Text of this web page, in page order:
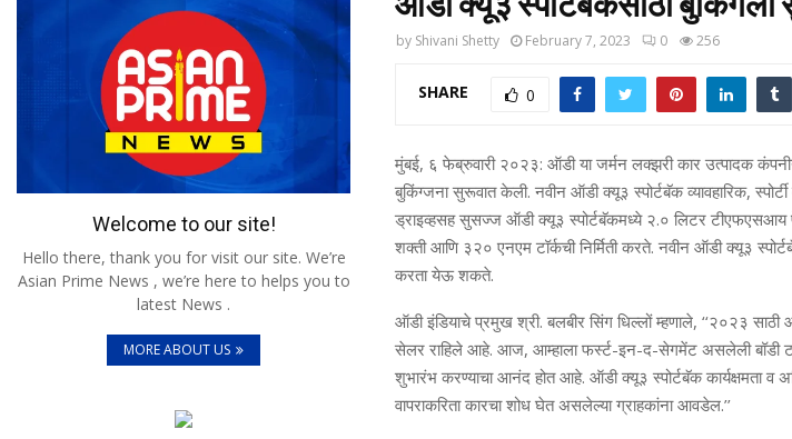
by Shivani Shetty February 7, 2023 0 256
SHARE 0
मुंबई, ६ फेब्रुवारी २०२३: ऑडी या जर्मन लक्झरी कार उत्पादक
बुकिंग्जना सुरूवात केली. नवीन ऑडी क्यू३ स्पोर्टबॅक व्यावहारिक,
ड्राइव्हसह सुसज्ज ऑडी क्यू३ स्पोर्टबॅकमध्ये २.० लिटर
शक्ती आणि ३२० एनएम टॉर्कची निर्मिती करते. नवीन ऑडी क्यू३
करता येऊ शकते.
ऑडी इंडियाचे प्रमुख श्री. बलबीर सिंग धिल्लों म्हणाले, ‘‘२०२३
सेलर राहिले आहे. आज, आम्हाला फर्स्ट-इन-द-सेगमेंट असलेली बॉडी
शुभारंभ करण्‍याचा आनंद होत आहे. ऑडी क्यू३ स्पोर्टबॅक कार्यक्षमता व
वापराकरिता कारचा शोध घेत असलेल्या ग्राहकांना आवडेल.’’
Welcome to our site!
Hello there, thank you for visit our site. We’re
Asian Prime News , we’re here to helps you to
latest News .
MORE ABOUT US